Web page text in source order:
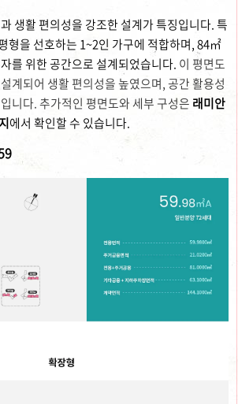
생활 편의성을 강조한 설계가 특징입니다. 특
형을 선호하는 1~2인 가구에 적합하며, 84㎡
를 위한 공간으로 설계되었습니다. 이 평면도
계되어 생활 편의성을 높였으며, 공간 활용성
니다. 추가적인 평면도와 세부 구성은 래미안
에서 확인할 수 있습니다.